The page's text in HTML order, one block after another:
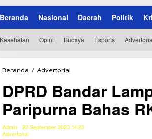
Beranda Nasional Daerah Politik
Kesehatan Opini Budaya Esports
Beranda / Advertorial
R
D
B
a
n
DPRD Bandar
Paripurna Bahas
Admin
22 September 2023 14:23
Advertorial